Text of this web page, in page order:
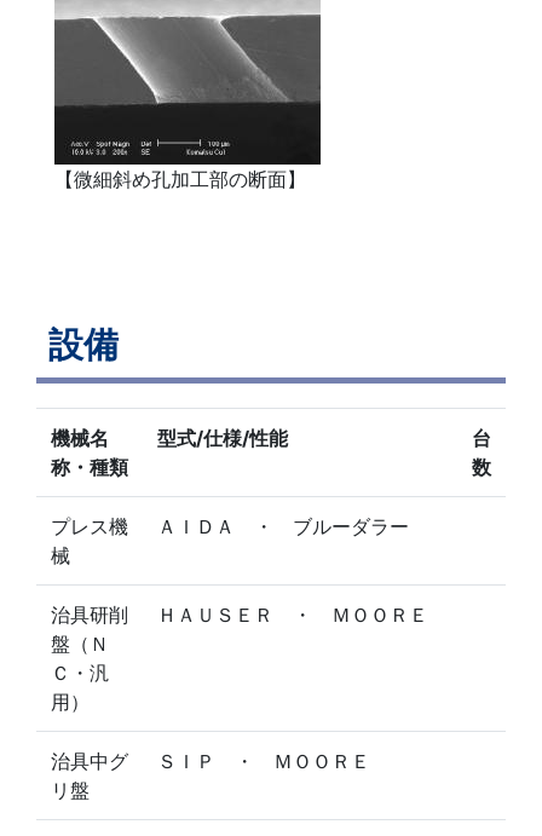
【微細斜め孔加工部の断面】
設備
機械名
称・種類
型式/仕様/性能
台
数
プレス機
械
ＡＩＤＡ ・ ブルーダラー
治具研削
盤（Ｎ
Ｃ・汎
用）
ＨＡＵＳＥＲ ・ ＭＯＯＲＥ
治具中グ
リ盤
ＳＩＰ ・ ＭＯＯＲＥ